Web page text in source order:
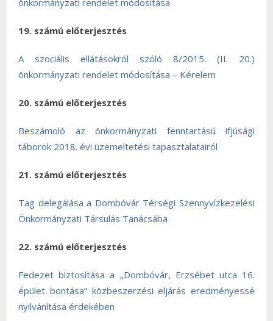
önkormányzati rendelet módosítása
19. számú előterjesztés
A szociális ellátásokról szóló 8/2015. (II. 20.)
önkormányzati rendelet módosítása – Kérelem
20. számú előterjesztés
Beszámoló az önkormányzati fenntartású ifjúsági
táborok 2018. évi üzemeltetési tapasztalatairól
21. számú előterjesztés
Tag delegálása a Dombóvár Térségi Szennyvízkezelési
Önkormányzati Társulás Tanácsába
22. számú előterjesztés
Fedezet biztosítása a „Dombóvár, Erzsébet utca 16.
épület bontása” közbeszerzési eljárás eredményessé
nyilvánítása érdekében